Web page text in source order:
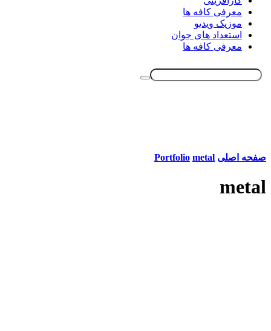
معرفی کافه ها
موزیک ویدیو
استعداد های جوان
معرفی کافه ها
صفحه اصلی Portfolio metal
metal